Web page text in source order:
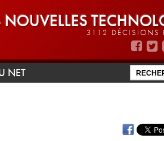
NOUVELLES
3112 DÉCISIONS
NET